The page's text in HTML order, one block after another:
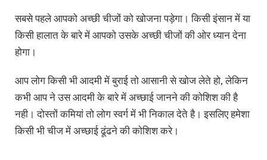
सबसे पहले आपको अच्छी चीजों को खोजना पड़ेगा। किसी इंसान में या
किसी हालात के बारे में आपको उसके अच्छी चीजों की ओर ध्यान देना
होगा।
आप लोग किसी भी आदमी में बुराई तो आसानी से खोज लेते हो, लेकिन
कभी आप ने उस आदमी के बारे में अच्छाई जानने की कोशिश की है
नही। दोस्तों कमियां तो लोग स्वर्ग में भी निकाल देते है। इसलिए हमेशा
किसी भी चीज में अच्छाई ढूंढने की कोशिश करे।